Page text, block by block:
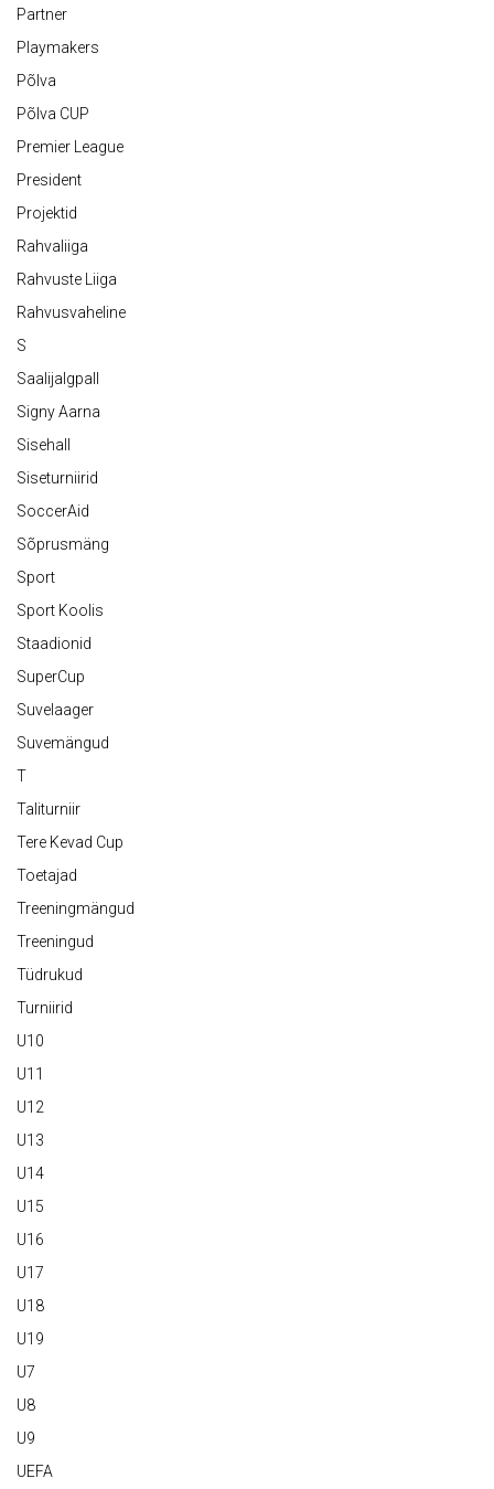
Partner
Playmakers
Põlva
Põlva CUP
Premier League
President
Projektid
Rahvaliiga
Rahvuste Liiga
Rahvusvaheline
S
Saalijalgpall
Signy Aarna
Sisehall
Siseturniirid
SoccerAid
Sõprusmäng
Sport
Sport Koolis
Staadionid
SuperCup
Suvelaager
Suvemängud
T
Taliturniir
Tere Kevad Cup
Toetajad
Treeningmängud
Treeningud
Tüdrukud
Turniirid
U10
U11
U12
U13
U14
U15
U16
U17
U18
U19
U7
U8
U9
UEFA